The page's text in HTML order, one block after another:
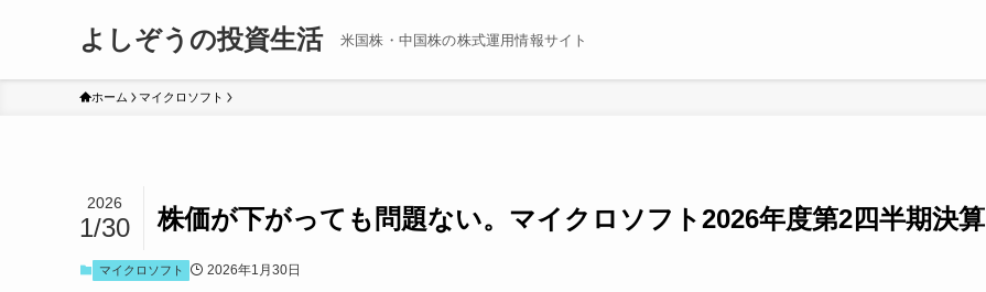
よしぞうの投資生活 米国株・中国株の株式運用情報サイト
ホーム マイクロソフト
株価が下がっても問題ない。マイクロソフト2026年度第2四半期決算
2026
1/30
マイクロソフト 2026年1月30日